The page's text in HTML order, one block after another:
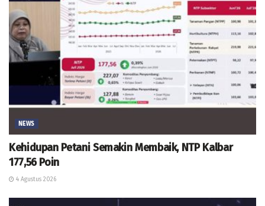
NEWS
Kehidupan Petani Semakin Membaik, NTP Kalbar
177,56 Poin
4 Agustus 2026